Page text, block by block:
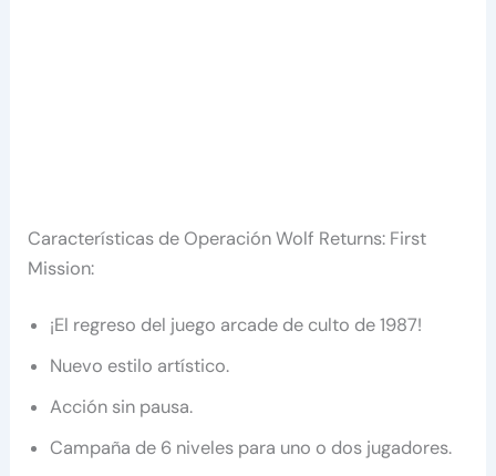
Características de Operación Wolf Returns: First
Mission:
¡El regreso del juego arcade de culto de 1987!
Nuevo estilo artístico.
Acción sin pausa.
Campaña de 6 niveles para uno o dos jugadores.